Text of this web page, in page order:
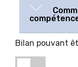
Bilan pouvant